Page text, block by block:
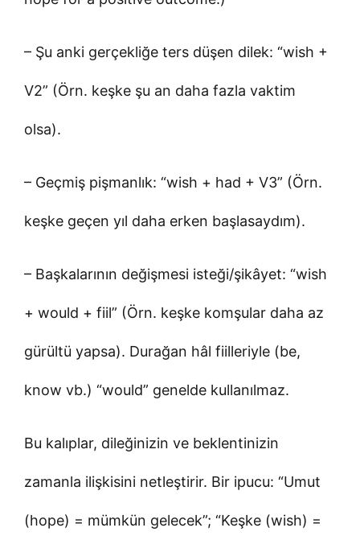
– Şu anki gerçekliğe ters düşen dilek: “wish +
V2” (Örn. keşke şu an daha fazla vaktim
olsa).
– Geçmiş pişmanlık: “wish + had + V3” (Örn.
keşke geçen yıl daha erken başlasaydım).
– Başkalarının değişmesi isteği/şikâyet: “wish
+ would + fiil” (Örn. keşke komşular daha az
gürültü yapsa). Durağan hâl fiilleriyle (be,
know vb.) “would” genelde kullanılmaz.
Bu kalıplar, dileğinizin ve beklentinizin
zamanla ilişkisini netleştirir. Bir ipucu: “Umut
(hope) = mümkün gelecek”; “Keşke (wish) =